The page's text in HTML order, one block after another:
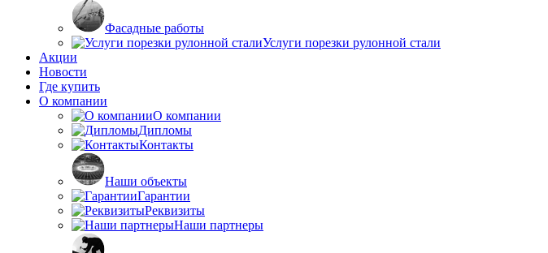
Фасадные работы
Услуги порезки рулонной стали
Акции
Новости
Где купить
О компании
О компании
Дипломы
Контакты
Наши объекты
Гарантии
Реквизиты
Наши партнеры